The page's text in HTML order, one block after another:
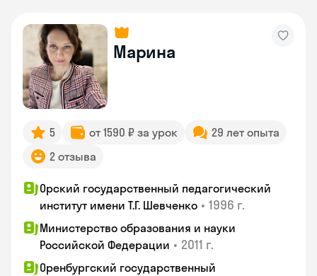
Марина
5 от 1590 ₽ за урок
29 лет опыта
2 отзыва
Орский государственный педагогический
институт имени Т.Г. Шевченко • 1996 г.
Министерство образования и науки
Российской Федерации • 2011 г.
Оренбургский государственный